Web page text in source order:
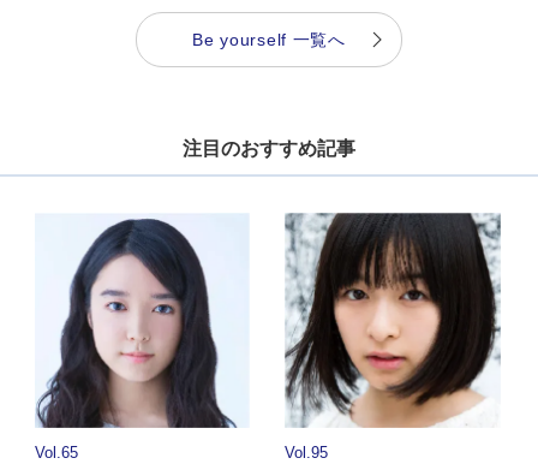
Be yourself 一覧へ
注目のおすすめ記事
Vol.65 Vol.95